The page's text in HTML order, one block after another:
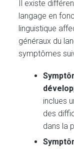
Il existe
langage en
linguistique
généraux du
symptômes
inclues
des
dans la